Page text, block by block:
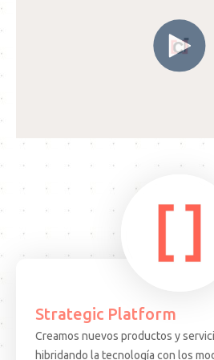
Strategic Platform
Creamos nuevos productos y
hibridando la tecnología con los
ARTIGO 15.08.25